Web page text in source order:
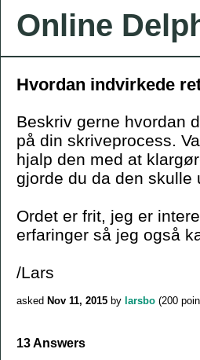
Online
Hvordan indvirkede
Beskriv gerne hvordan
på din skriveprocess.
hjalp den med at
gjorde du da den skulle
Ordet er frit, jeg er
erfaringer så jeg også
/Lars
asked Nov 11, 2015 by larsbo (200
13 Answers